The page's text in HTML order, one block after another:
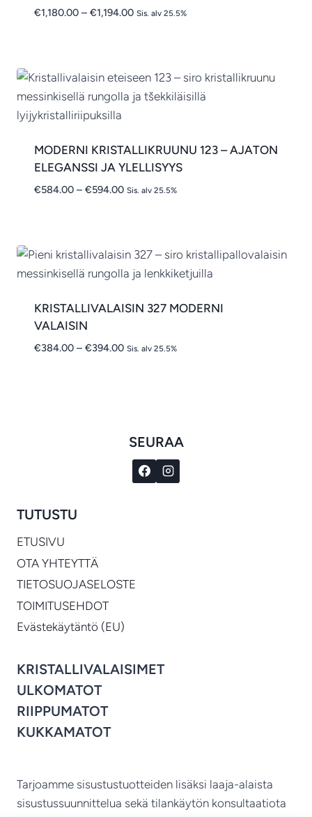
€1,180.00 – €1,194.00Hintaluokka:
Sis. alv 25.5%
MODERNI KRISTALLIKRUUNU 123 – AJATON
ELEGANSSI JA YLELLISYYS
€584.00 – €594.00Hintaluokka:
Sis. alv 25.5%
KRISTALLIVALAISIN 327 MODERNI
VALAISIN
€384.00 – €394.00Hintaluokka:
Sis. alv 25.5%
SEURAA
TUTUSTU
ETUSIVU
OTA YHTEYTTÄ
TIETOSUOJASELOSTE
TOIMITUSEHDOT
Evästekäytäntö (EU)
KRISTALLIVALAISIMET
ULKOMATOT
RIIPPUMATOT
KUKKAMATOT
Tarjoamme sisustustuotteiden lisäksi laaja-alaista
sisustussuunnittelua sekä tilankäytön konsultaatiota